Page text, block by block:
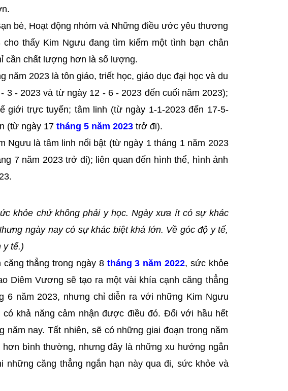
bè, Hoạt động nhóm và Những điều ước yêu thương
thấy Kim Ngưu đang tìm kiếm một tình bạn chân
cần chất lượng hơn là số lượng.
năm 2023 là tôn giáo, triết học, giáo dục đại học và du
- 2023 và từ ngày 12 - 6 - 2023 đến cuối năm 2023);
giới trực tuyến; tâm linh (từ ngày 1-1-2023 đến 17-5-
(từ ngày 17 tháng 5 năm 2023 trở đi).
là tâm linh nổi bật (từ ngày 1 tháng 1 năm 2023
7 năm 2023 trở đi); liên quan đến hình thể, hình ảnh
khỏe chứ không phải y học. Ngày xưa ít có sự khác
ngày nay có sự khác biệt khá lớn. Về góc độ y tế,
y tế.)
thẳng trong ngày 8 tháng 3 năm 2022, sức khỏe
Diêm Vương sẽ tạo ra một vài khía cạnh căng thẳng
6 năm 2023, nhưng chỉ diễn ra với những Kim Ngưu
khả năng cảm nhận được điều đó. Đối với hầu hết
nay. Tất nhiên, sẽ có những giai đoạn trong năm
hơn bình thường, nhưng đây là những xu hướng ngắn
căng thẳng ngắn hạn này qua đi, sức khỏe và